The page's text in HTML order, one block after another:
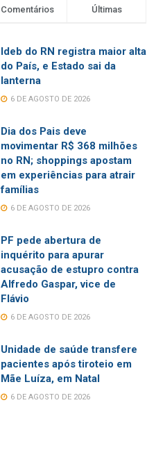
Comentários Últimas
Ideb do RN registra maior alta
do País, e Estado sai da
lanterna
6 DE AGOSTO DE 2026
Dia dos Pais deve
movimentar R$ 368 milhões
no RN; shoppings apostam
em experiências para atrair
famílias
6 DE AGOSTO DE 2026
PF pede abertura de
inquérito para apurar
acusação de estupro contra
Alfredo Gaspar, vice de
Flávio
6 DE AGOSTO DE 2026
Unidade de saúde transfere
pacientes após tiroteio em
Mãe Luíza, em Natal
6 DE AGOSTO DE 2026